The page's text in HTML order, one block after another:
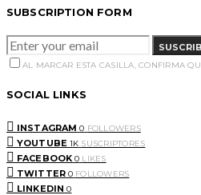
SUBSCRIPTION FORM
AL MARCAR ESTA CASILLA, CONFIRMA
SOCIAL LINKS
INSTAGRAM 0 FOLLOWERS
YOUTUBE 1K SUSCRIPTORES
FACEBOOK 0 LIKES
TWITTER 0 FOLLOWERS
LINKEDIN 0